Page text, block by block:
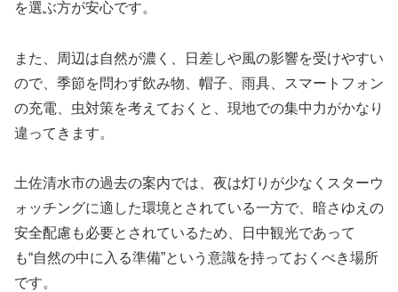
を選ぶ方が安心です。
また、周辺は自然が濃く、日差しや風の影響を受けやすい
ので、季節を問わず飲み物、帽子、雨具、スマートフォン
の充電、虫対策を考えておくと、現地での集中力がかなり
違ってきます。
土佐清水市の過去の案内では、夜は灯りが少なくスターウ
ォッチングに適した環境とされている一方で、暗さゆえの
安全配慮も必要とされているため、日中観光であって
も“自然の中に入る準備”という意識を持っておくべき場所
です。